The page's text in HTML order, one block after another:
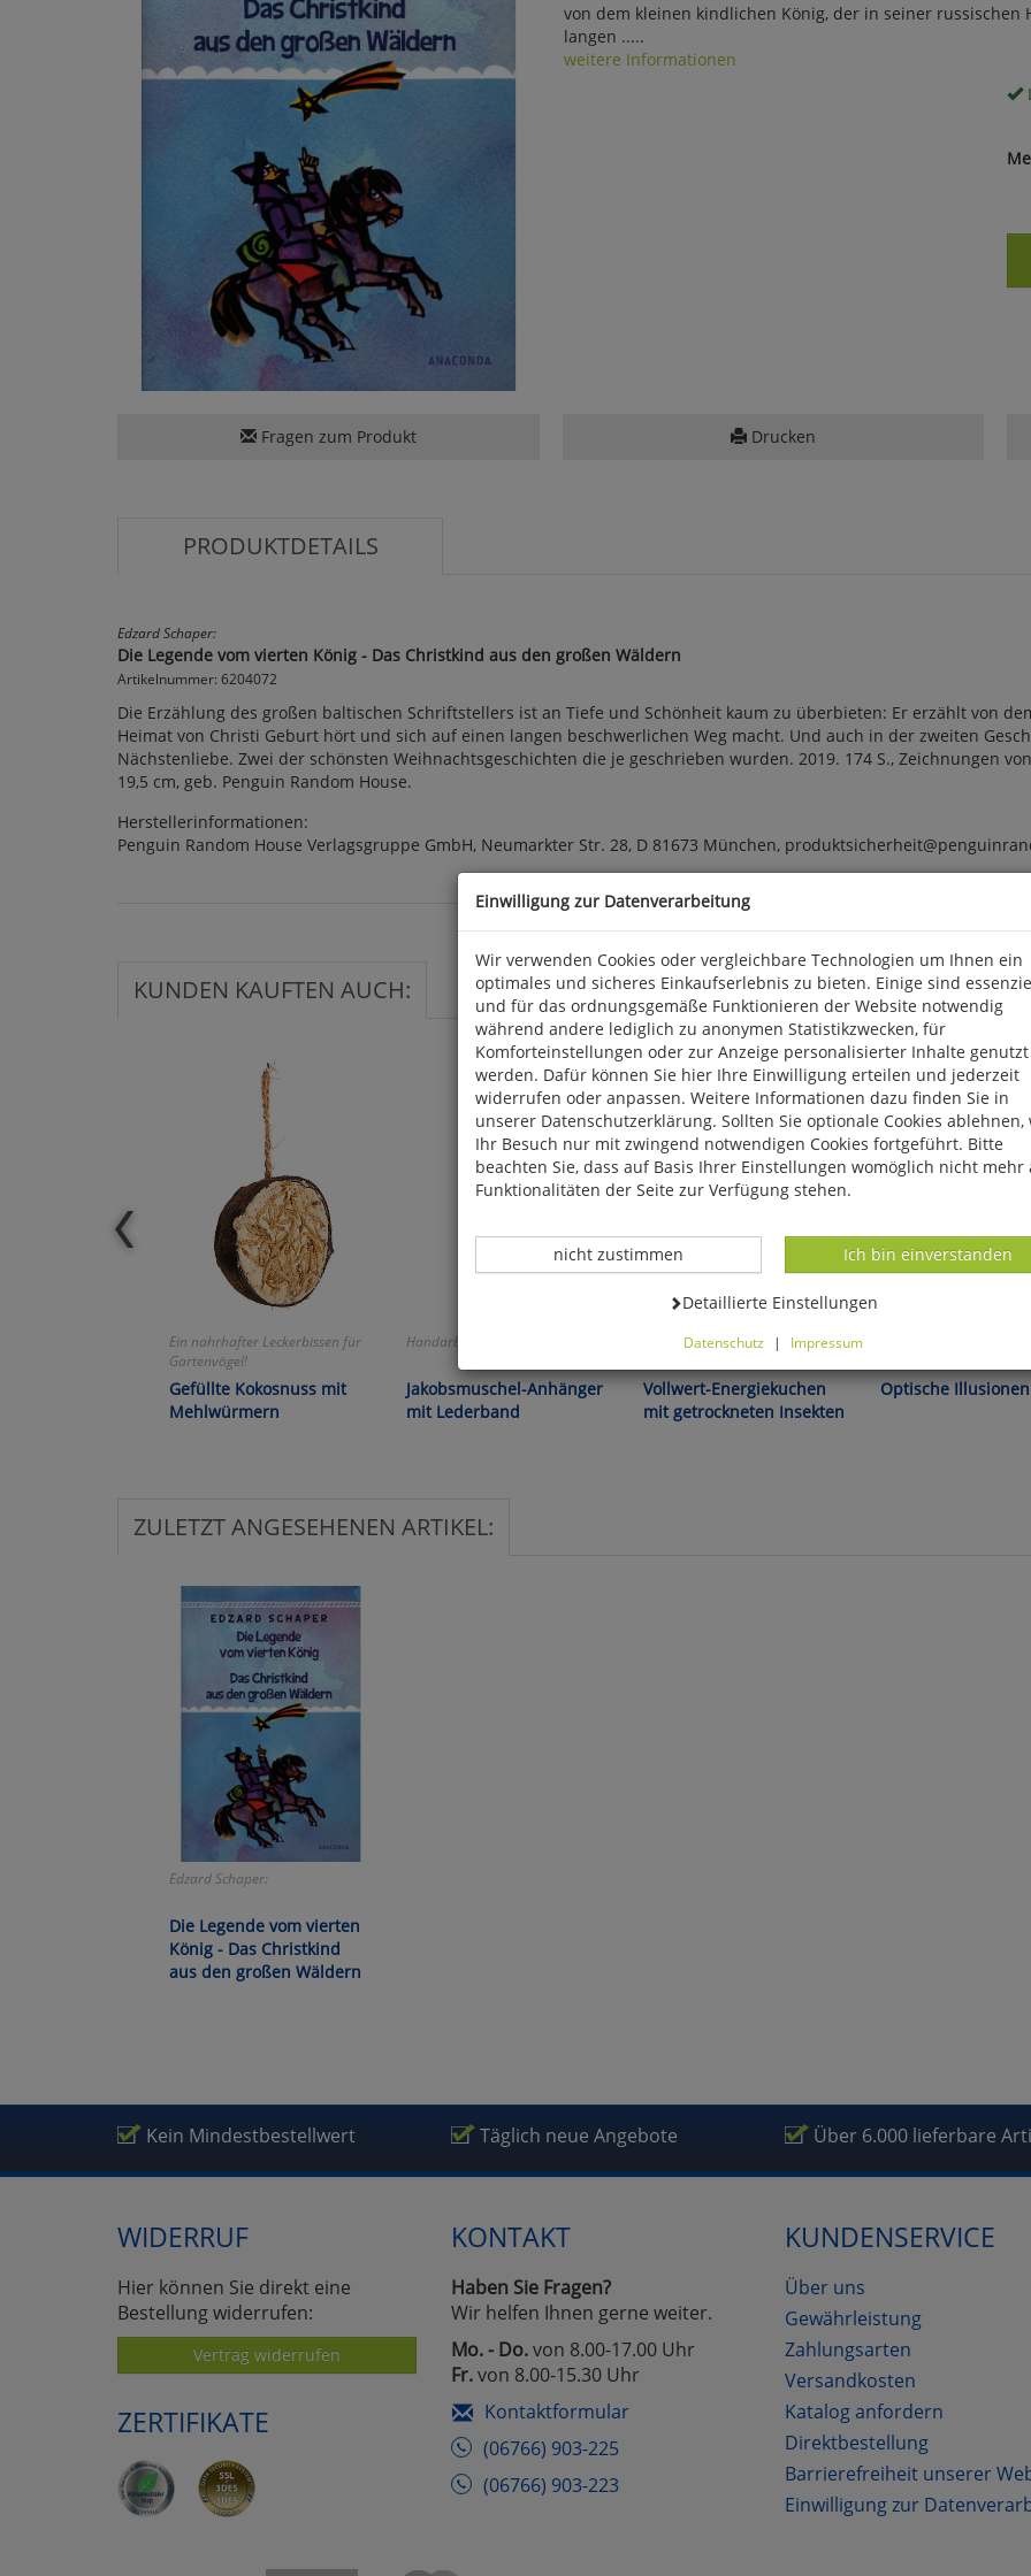
von dem kleinen kindlichen König, der in seiner
langen .....
weitere Informationen
Fragen zum Produkt Drucken
PRODUKTDETAILS
Edzard Schaper:
Die Legende vom vierten König - Das Christkind aus den großen Wäldern
Artikelnummer: 6204072
Die Erzählung des großen baltischen Schriftstellers ist an Tiefe und Schönheit kaum zu überbieten: Er erzählt von
Heimat von Christi Geburt hört und sich auf einen langen beschwerlichen Weg macht. Und auch in der zweiten
Nächstenliebe. Zwei der schönsten Weihnachtsgeschichten die je geschrieben wurden. 2019. 174 S., Zeichnungen
19,5 cm, geb. Penguin Random House.
Herstellerinformationen:
Penguin Random House Verlagsgruppe GmbH, Neumarkter Str. 28, D 81673 München,
KUNDEN KAUFTEN AUCH:
Ein nahrhafter Leckerbissen für
Gartenvögel!
Gefüllte Kokosnuss mit
Mehlwürmern
Handarbeit aus Kevelaer!
Jakobsmuschel-Anhänger
mit Lederband
Vollwert-Energiekuchen
mit getrockneten Insekten
Optische Illusionen
ZULETZT ANGESEHENEN ARTIKEL:
Edzard Schaper:
Die Legende vom vierten
König - Das Christkind
aus den großen Wäldern
Kein Mindestbestellwert Täglich neue Angebote Über 6.000 lieferbare
WIDERRUF
Hier können Sie direkt eine
Bestellung widerrufen:
Vertrag widerrufen
ZERTIFIKATE
KONTAKT
Haben Sie Fragen?
Wir helfen Ihnen gerne weiter.
Mo. - Do.von 8.00-17.00 Uhr
Fr.von 8.00-15.30 Uhr
Kontaktformular
(06766) 903-225
(06766) 903-223
KUNDENSERVICE
Über uns
Gewährleistung
Zahlungsarten
Versandkosten
Katalog anfordern
Direktbestellung
Barrierefreiheit unserer
Einwilligung zur
Einwilligung zur Datenverarbeitung
Wir verwenden Cookies oder vergleichbare Technologien um Ihnen ein
optimales und sicheres Einkaufserlebnis zu bieten. Einige sind
und für das ordnungsgemäße Funktionieren der Website notwendig
während andere lediglich zu anonymen Statistikzwecken, für
Komforteinstellungen oder zur Anzeige personalisierter Inhalte genutzt
werden. Dafür können Sie hier Ihre Einwilligung erteilen und jederzeit
widerrufen oder anpassen. Weitere Informationen dazu finden Sie in
unserer Datenschutzerklärung. Sollten Sie optionale Cookies ablehnen,
Ihr Besuch nur mit zwingend notwendigen Cookies fortgeführt. Bitte
beachten Sie, dass auf Basis Ihrer Einstellungen womöglich nicht mehr
Funktionalitäten der Seite zur Verfügung stehen.
Datenverarbeitung -
Ich bin einverstanden
Datenverarbeitung -
nicht zustimmen
Datenverarbeitung -
Detaillierte Einstellungen
Datenschutz | Impressum
Cookies ablehnen, wird Ihr Besuch nur mit zwingend notwendigen
fortgeführt. Bitte beachten Sie, dass auf Basis Ihrer Einstellungen